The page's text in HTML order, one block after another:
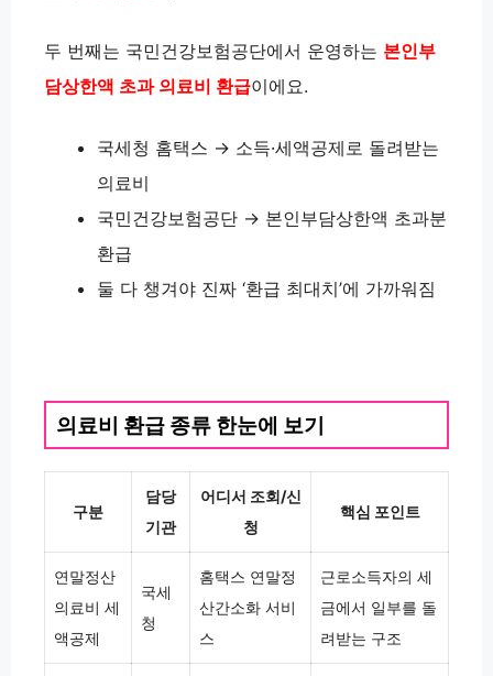
두 번째는 국민건강보험공단에서 운영하는 본인부
담상한액 초과 의료비 환급이에요.
국세청 홈택스 → 소득·세액공제로 돌려받는
의료비
국민건강보험공단 → 본인부담상한액 초과분
환급
둘 다 챙겨야 진짜 ‘환급 최대치’에 가까워짐
의료비 환급 종류 한눈에 보기
구분
담당
기관
어디서 조회/신
청
핵심 포인트
연말정산
의료비 세
액공제
국세
청
홈택스 연말정
산간소화 서비
스
근로소득자의 세
금에서 일부를 돌
려받는 구조